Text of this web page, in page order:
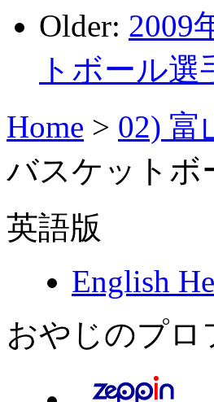
Older: 2009
トボール
Home > 02) 富
バスケットボ
英語版
English
おやじのプロ